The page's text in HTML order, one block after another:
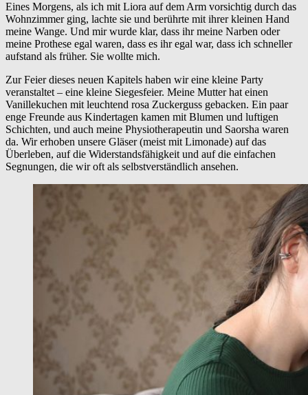
Eines Morgens, als ich mit Liora auf dem Arm vorsichtig durch das
Wohnzimmer ging, lachte sie und berührte mit ihrer kleinen Hand
meine Wange. Und mir wurde klar, dass ihr meine Narben oder
meine Prothese egal waren, dass es ihr egal war, dass ich schneller
aufstand als früher. Sie wollte mich.
Zur Feier dieses neuen Kapitels haben wir eine kleine Party
veranstaltet – eine kleine Siegesfeier. Meine Mutter hat einen
Vanillekuchen mit leuchtend rosa Zuckerguss gebacken. Ein paar
enge Freunde aus Kindertagen kamen mit Blumen und luftigen
Schichten, und auch meine Physiotherapeutin und Saorsha waren
da. Wir erhoben unsere Gläser (meist mit Limonade) auf das
Überleben, auf die Widerstandsfähigkeit und auf die einfachen
Segnungen, die wir oft als selbstverständlich ansehen.